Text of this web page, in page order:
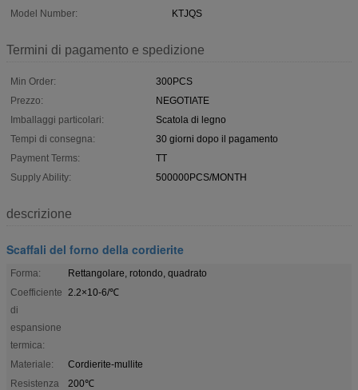
Model Number:
KTJQS
Termini di pagamento e spedizione
Min Order:
300PCS
Prezzo:
NEGOTIATE
Imballaggi particolari:
Scatola di legno
Tempi di consegna:
30 giorni dopo il pagamento
Payment Terms:
TT
Supply Ability:
500000PCS/MONTH
descrizione
Scaffali del forno della cordierite
Forma:
Rettangolare, rotondo, quadrato
Coefficiente
di
espansione
termica:
2.2×10-6/℃
Materiale:
Cordierite-mullite
Resistenza
200℃